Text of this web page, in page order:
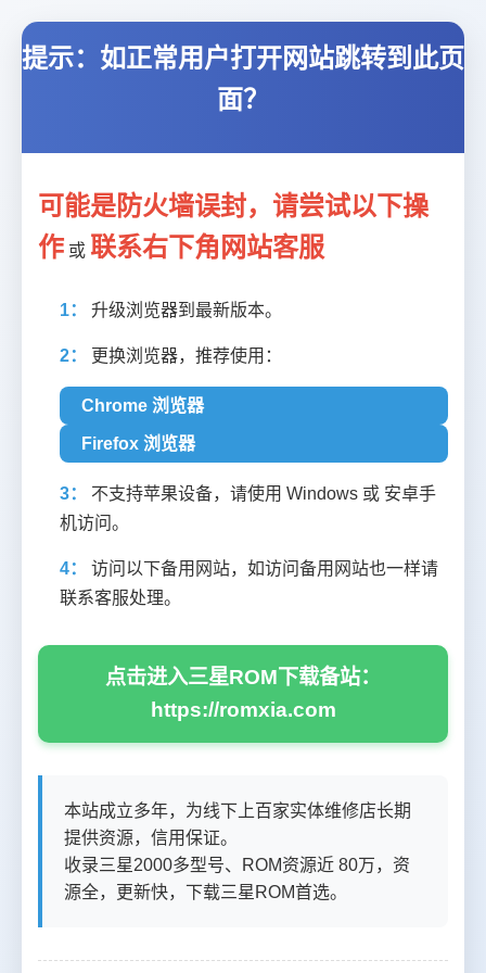
提示：如正常用户打开网站跳转到此页
面？
可能是防火墙误封，请尝试以下操
作 或 联系右下角网站客服
1： 升级浏览器到最新版本。
2： 更换浏览器，推荐使用：
Chrome 浏览器
Firefox 浏览器
3：
不支持苹果设备，请使用 Windows 或 安卓手
机访问。
4：
访问以下备用网站，如访问备用网站也一样请
联系客服处理。
点击进入三星ROM下载备站：
https://romxia.com
本站成立多年，为线下上百家实体维修店长期
提供资源，信用保证。
收录三星2000多型号、ROM资源近 80万，资
源全，更新快，下载三星ROM首选。